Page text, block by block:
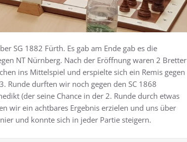
SG 1882 Fürth. Es gab am Ende gab es die
NT Nürnberg. Nach der Eröffnung waren 2 Bretter
ins Mittelspiel und erspielte sich ein Remis gegen
Runde durften wir noch gegen den SC 1868
(der seine Chance in der 2. Runde durch etwas
wir ein achtbares Ergebnis erzielen und uns über
und konnte sich in jeder Partie steigern.